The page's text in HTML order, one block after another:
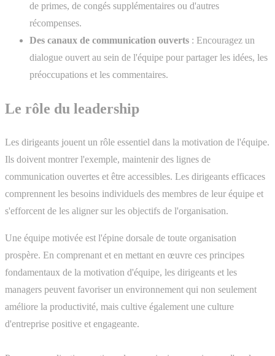
de primes, de congés supplémentaires ou d'autres
récompenses.
Des canaux de communication ouverts : Encouragez un
dialogue ouvert au sein de l'équipe pour partager les idées, les
préoccupations et les commentaires.
Le rôle du leadership
Les dirigeants jouent un rôle essentiel dans la motivation de l'équipe.
Ils doivent montrer l'exemple, maintenir des lignes de
communication ouvertes et être accessibles. Les dirigeants efficaces
comprennent les besoins individuels des membres de leur équipe et
s'efforcent de les aligner sur les objectifs de l'organisation.
Une équipe motivée est l'épine dorsale de toute organisation
prospère. En comprenant et en mettant en œuvre ces principes
fondamentaux de la motivation d'équipe, les dirigeants et les
managers peuvent favoriser un environnement qui non seulement
améliore la productivité, mais cultive également une culture
d'entreprise positive et engageante.